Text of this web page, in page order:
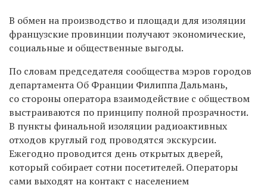
В обмен на производство и площади для изоляции
французские провинции получают экономические,
социальные и общественные выгоды.
По словам председателя сообщества мэров городов
департамента Об Франции Филиппа Дальмань,
со стороны оператора взаимодействие с обществом
выстраиваются по принципу полной прозрачности.
В пункты финальной изоляции радиоактивных
отходов круглый год проводятся экскурсии.
Ежегодно проводится день открытых дверей,
который собирает сотни посетителей. Операторы
сами выходят на контакт с населением